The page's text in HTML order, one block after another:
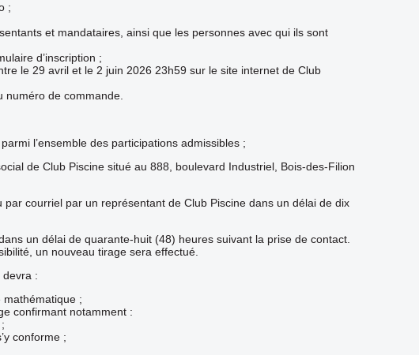
;
et mandataires, ainsi que les personnes avec qui ils sont
d’inscription ;
le 29 avril et le 2 juin 2026 23h59 sur le site internet de Club
de commande.
l’ensemble des participations admissibles ;
de Club Piscine situé au 888, boulevard Industriel, Bois-des-Filion
courriel par un représentant de Club Piscine dans un délai de dix
un délai de quarante-huit (48) heures suivant la prise de contact.
un nouveau tirage sera effectué.
devra :
mathématique ;
confirmant notamment :
conforme ;